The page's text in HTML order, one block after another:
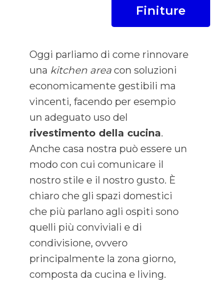
Finiture
Oggi parliamo di come rinnovare
una kitchen area con soluzioni
economicamente gestibili ma
vincenti, facendo per esempio
un adeguato uso del
rivestimento della cucina.
Anche casa nostra può essere un
modo con cui comunicare il
nostro stile e il nostro gusto. È
chiaro che gli spazi domestici
che più parlano agli ospiti sono
quelli più conviviali e di
condivisione, ovvero
principalmente la zona giorno,
composta da cucina e living.